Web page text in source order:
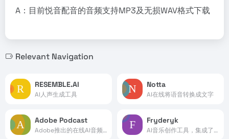
A：目前悦音配音的音频支持MP3及无损WAV格式下载
Relevant Navigation
RESEMBLE.AI
AI人声生成工具
Notta
AI在线将语音转换成文字
Adobe Podcast
Adobe推出的在线AI音频录制和编辑工具
Fryderyk
AI音乐创作工具，集成了多种乐器声音